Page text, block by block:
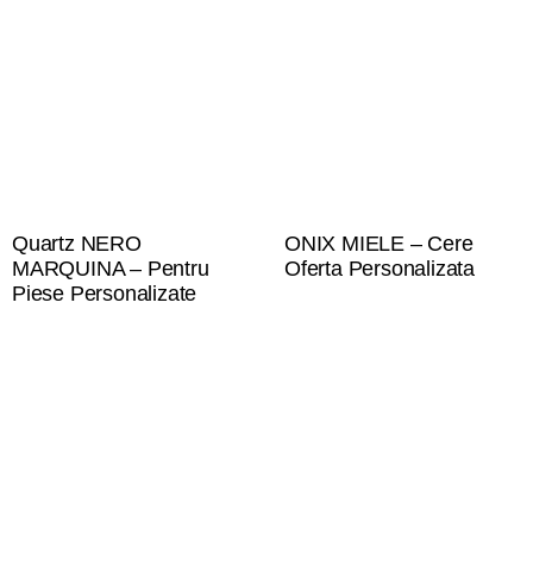
Quartz NERO
MARQUINA – Pentru
Piese Personalizate
ONIX MIELE – Cere
Oferta Personalizata